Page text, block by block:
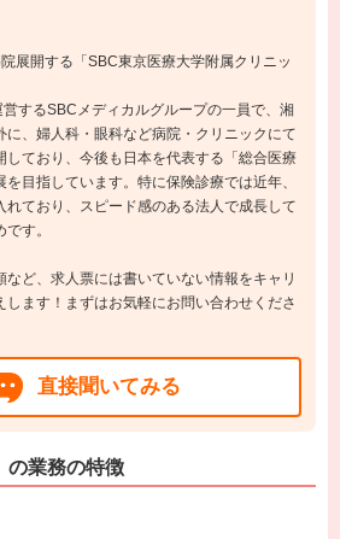
展開する「SBC東京医療大学附属クリニッ
するSBCメディカルグループの一員で、湘
に、婦人科・眼科など病院・クリニックにて
しており、今後も日本を代表する「総合医療
目指しています。特に保険診療では近年、
れており、スピード感のある法人で成長して
す。
など、求人票には書いていない情報をキャリ
します！まずはお気軽にお問い合わせくださ
直接聞いてみる
の業務の特徴